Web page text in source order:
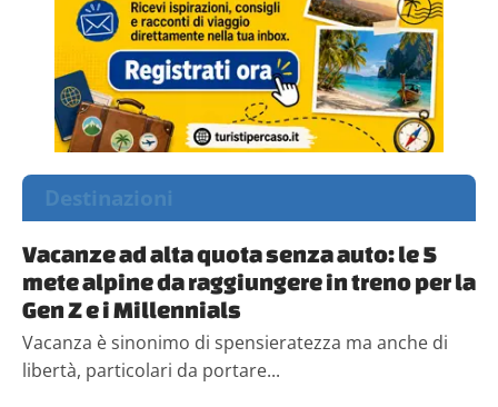
Destinazioni
Vacanze ad alta quota senza auto: le 5
mete alpine da raggiungere in treno per la
Gen Z e i Millennials
Vacanza è sinonimo di spensieratezza ma anche di
libertà, particolari da portare...